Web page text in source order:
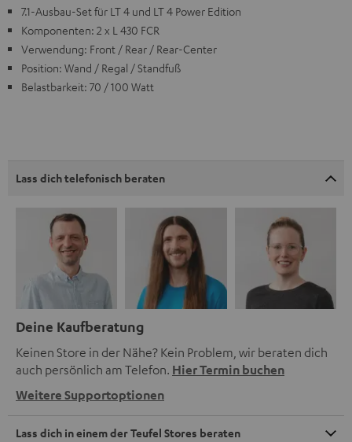
7.1-Ausbau-Set für LT 4 und LT 4 Power Edition
Komponenten: 2 x L 430 FCR
Verwendung: Front / Rear / Rear-Center
Position: Wand / Regal / Standfuß
Belastbarkeit: 70 / 100 Watt
Lass dich telefonisch beraten
Deine Kaufberatung
Keinen Store in der Nähe? Kein Problem, wir beraten dich
auch persönlich am Telefon. Hier Termin buchen
Weitere Supportoptionen
Lass dich in einem der Teufel Stores beraten